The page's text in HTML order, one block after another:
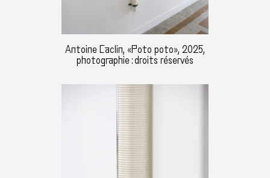
Antoine Caclin, «Poto poto», 2025,
photographie : droits réservés